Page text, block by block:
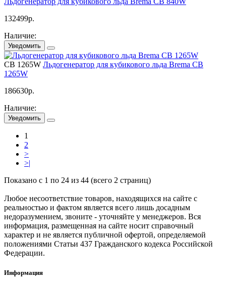
132499р.
Наличие:
Уведомить
СВ 1265W Льдогенератор для кубикового льда Brema СВ
1265W
186630р.
Наличие:
Уведомить
1
2
>
>|
Показано с 1 по 24 из 44 (всего 2 страниц)
Любое несоответствие товаров, находящихся на сайте с
реальностью и фактом является всего лишь досадным
недоразумением, звоните - уточняйте у менеджеров. Вся
информация, размещенная на сайте носит справочный
характер и не является публичной офертой, определяемой
положениями Статьи 437 Гражданского кодекса Российской
Федерации.
Информация